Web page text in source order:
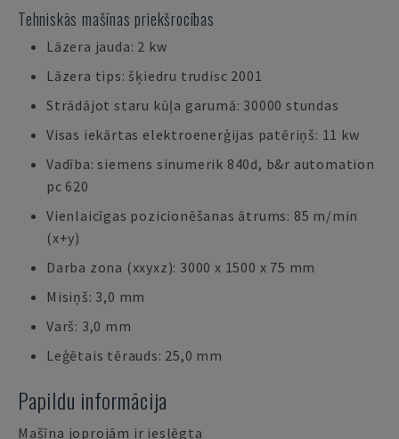
Tehniskās mašīnas priekšrocības
Lāzera jauda: 2 kw
Lāzera tips: šķiedru trudisc 2001
Strādājot staru kūļa garumā: 30000 stundas
Visas iekārtas elektroenerģijas patēriņš: 11 kw
Vadība: siemens sinumerik 840d, b&r automation
pc 620
Vienlaicīgas pozicionēšanas ātrums: 85 m/min
(x+y)
Darba zona (xxyxz): 3000 x 1500 x 75 mm
Misiņš: 3,0 mm
Varš: 3,0 mm
Leģētais tērauds: 25,0 mm
Papildu informācija
Mašīna joprojām ir ieslēgta